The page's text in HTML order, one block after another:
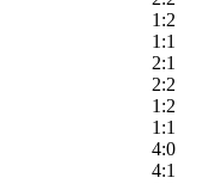
1:2
1:1
2:1
2:2
1:2
1:1
4:0
4:1